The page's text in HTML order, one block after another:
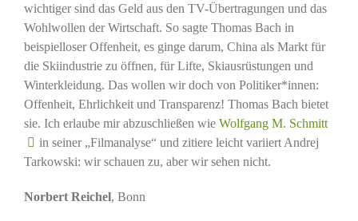
wichtiger sind das Geld aus den TV-Übertragungen und das
Wohlwollen der Wirtschaft. So sagte Thomas Bach in
beispielloser Offenheit, es ginge darum, China als Markt für
die Skiindustrie zu öffnen, für Lifte, Skiausrüstungen und
Winterkleidung. Das wollen wir doch von Politiker*innen:
Offenheit, Ehrlichkeit und Transparenz! Thomas Bach bietet
sie. Ich erlaube mir abzuschließen wie Wolfgang M. Schmitt
in seiner „Filmanalyse“ und zitiere leicht variiert Andrej
Tarkowski: wir schauen zu, aber wir sehen nicht.
Norbert Reichel, Bonn